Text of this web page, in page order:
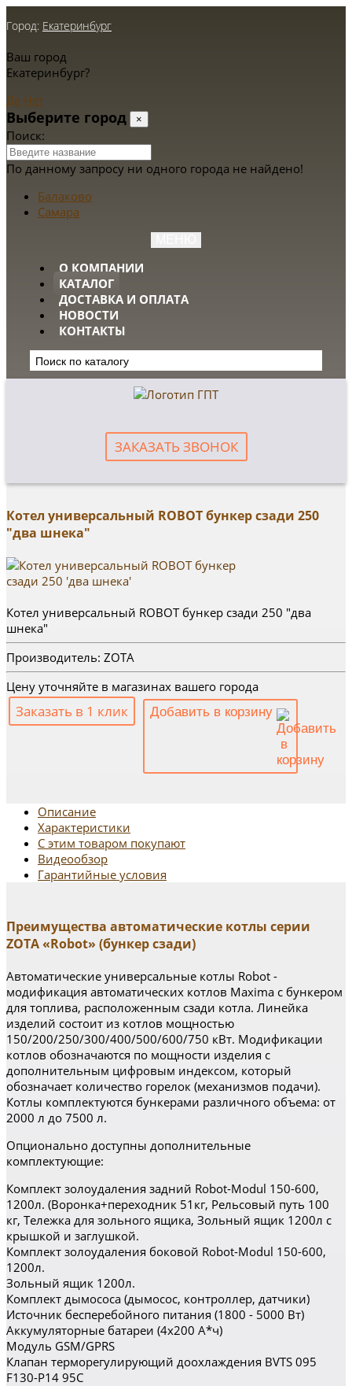
Город: Екатеринбург
Ваш город
Екатеринбург?
Да Нет
Выберите город ×
Поиск:
По данному запросу ни одного города не найдено!
Балаково
Самара
О КОМПАНИИ
КАТАЛОГ
ДОСТАВКА И ОПЛАТА
НОВОСТИ
КОНТАКТЫ
ЗАКАЗАТЬ ЗВОНОК
Котел универсальный ROBOT бункер сзади 250
"два шнека"
Котел универсальный ROBOT бункер сзади 250 "два
шнека"
Производитель: ZOTA
Цену уточняйте в магазинах вашего города
Заказать в 1 клик Добавить в корзину
Описание
Характеристики
С этим товаром покупают
Видеообзор
Гарантийные условия
Преимущества автоматические котлы серии
ZOTA «Robot» (бункер сзади)
Автоматические универсальные котлы Robot -
модификация автоматических котлов Maxima c бункером
для топлива, расположенным сзади котла. Линейка
изделий состоит из котлов мощностью
150/200/250/300/400/500/600/750 кВт. Модификации
котлов обозначаются по мощности изделия с
дополнительным цифровым индексом, который
обозначает количество горелок (механизмов подачи).
Котлы комплектуются бункерами различного объема: от
2000 л до 7500 л.
Опционально доступны дополнительные
комплектующие:
Комплект золоудаления задний Robot-Modul 150-600,
1200л. (Воронка+переходник 51кг, Рельсовый путь 100
кг, Тележка для зольного ящика, Зольный ящик 1200л с
крышкой и заглушкой.
Комплект золоудаления боковой Robot-Modul 150-600,
1200л.
Зольный ящик 1200л.
Комплект дымососа (дымосос, контроллер, датчики)
Источник бесперебойного питания (1800 - 5000 Вт)
Аккумуляторные батареи (4х200 А*ч)
Модуль GSM/GPRS
Клапан терморегулирующий доохлаждения BVTS 095
F130-P14 95C